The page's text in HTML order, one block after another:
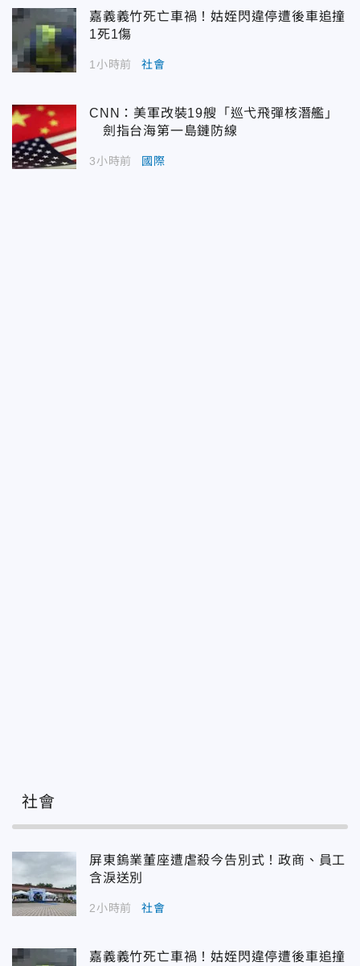
嘉義義竹死亡車禍！姑姪閃違停遭後車追撞
1死1傷
1小時前 社會
CNN：美軍改裝19艘「巡弋飛彈核潛艦」
劍指台海第一島鏈防線
3小時前 國際
社會
屏東鎢業董座遭虐殺今告別式！政商、員工
含淚送別
2小時前 社會
嘉義義竹死亡車禍！姑姪閃違停遭後車追撞